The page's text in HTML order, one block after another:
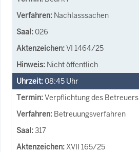
Nachlasssachen
026
VI 1464/25
Nicht öffentlich
08:45 Uhr
Verpflichtung des Betreuers
Betreuungsverfahren
317
XVII 165/25